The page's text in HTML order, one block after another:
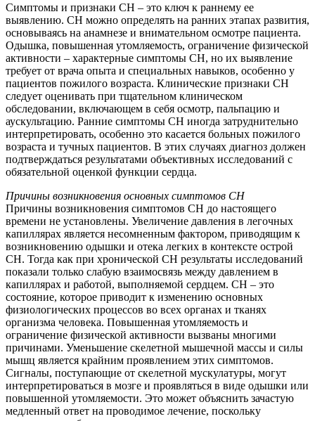
Симптомы и признаки СН – это ключ к раннему ее
выявлению. СН можно определять на ранних этапах развития,
основываясь на анамнезе и внимательном осмотре пациента.
Одышка, повышенная утомляемость, ограничение физической
активности – характерные симптомы СН, но их выявление
требует от врача опыта и специальных навыков, особенно у
пациентов пожилого возраста. Клинические признаки СН
следует оценивать при тщательном клиническом
обследовании, включающем в себя осмотр, пальпацию и
аускультацию. Ранние симптомы СН иногда затруднительно
интерпретировать, особенно это касается больных пожилого
возраста и тучных пациентов. В этих случаях диагноз должен
подтверждаться результатами объективных исследований с
обязательной оценкой функции сердца.
Причины возникновения основных симптомов СН
Причины возникновения симптомов СН до настоящего
времени не установлены. Увеличение давления в легочных
капиллярах является несомненным фактором, приводящим к
возникновению одышки и отека легких в контексте острой
СН. Тогда как при хронической СН результаты исследований
показали только слабую взаимосвязь между давлением в
капиллярах и работой, выполняемой сердцем. СН – это
состояние, которое приводит к изменению основных
физиологических процессов во всех органах и тканях
организма человека. Повышенная утомляемость и
ограничение физической активности вызваны многими
причинами. Уменьшение скелетной мышечной массы и силы
мышц является крайним проявлением этих симптомов.
Сигналы, поступающие от скелетной мускулатуры, могут
интерпретироваться в мозге и проявляться в виде одышки или
повышенной утомляемости. Это может объяснить зачастую
медленный ответ на проводимое лечение, поскольку